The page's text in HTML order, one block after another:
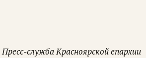
Пресс-служба Красноярской епархии